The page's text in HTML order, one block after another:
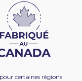
certaines régions